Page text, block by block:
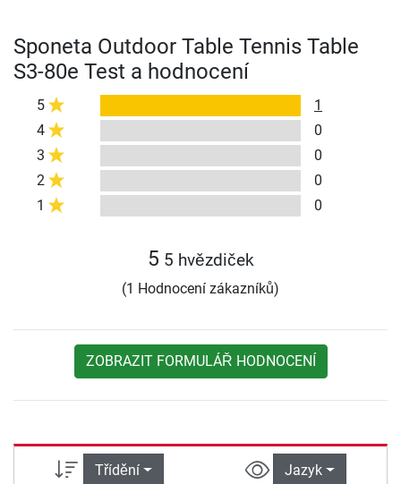
Sponeta Outdoor Table Tennis Table
S3-80e Test a hodnocení
5
1
4
0
3
0
2
0
1
0
5 5 hvězdiček
(1 Hodnocení zákazníků)
ZOBRAZIT FORMULÁŘ HODNOCENÍ
Třídění Jazyk